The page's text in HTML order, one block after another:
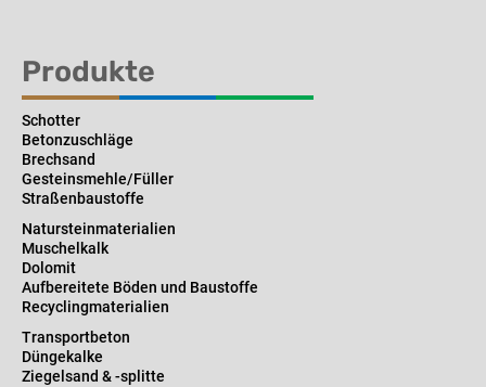
Produkte
Schotter
Betonzuschläge
Brechsand
Gesteinsmehle/Füller
Straßenbaustoffe
Natursteinmaterialien
Muschelkalk
Dolomit
Aufbereitete Böden und Baustoffe
Recyclingmaterialien
Transportbeton
Düngekalke
Ziegelsand & -splitte